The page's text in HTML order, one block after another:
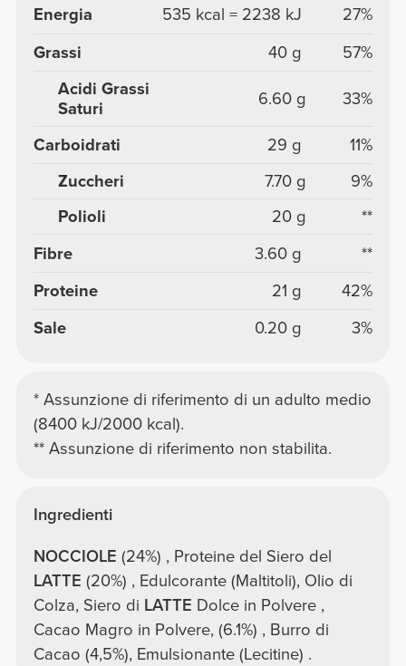
Energia 535 kcal = 2238 kJ
27%
Grassi
40 g
57%
Acidi Grassi
Saturi
6.60 g 33%
Carboidrati 29 g
11%
Zuccheri
7.70 g
9%
Polioli
20 g
**
Fibre
3.60 g
**
Proteine
21 g
42%
Sale
0.20 g 3%
* Assunzione di riferimento di un adulto medio
(8400 kJ/2000 kcal).
** Assunzione di riferimento non stabilita.
Ingredienti
NOCCIOLE (24%) , Proteine del Siero del
LATTE (20%) , Edulcorante (Maltitoli), Olio di
Colza, Siero di LATTE Dolce in Polvere ,
Cacao Magro in Polvere, (6.1%) , Burro di
Cacao (4,5%), Emulsionante (Lecitine) .